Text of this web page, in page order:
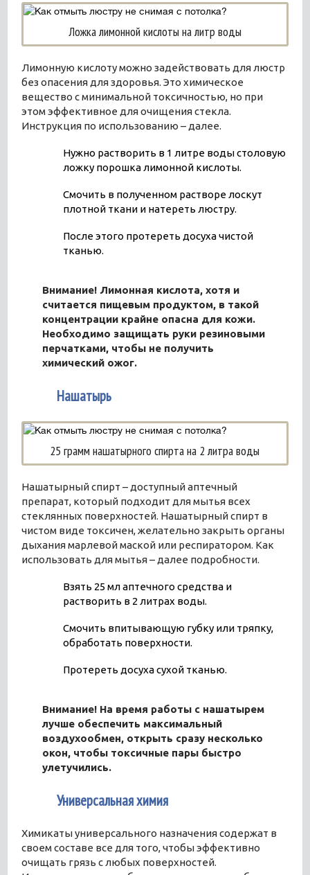
Ложка лимонной кислоты на литр воды
Лимонную кислоту можно задействовать для люстр
без опасения для здоровья. Это химическое
вещество с минимальной токсичностью, но при
этом эффективное для очищения стекла.
Инструкция по использованию – далее.
Нужно растворить в 1 литре воды столовую
ложку порошка лимонной кислоты.
Смочить в полученном растворе лоскут
плотной ткани и натереть люстру.
После этого протереть досуха чистой
тканью.
Внимание! Лимонная кислота, хотя и
считается пищевым продуктом, в такой
концентрации крайне опасна для кожи.
Необходимо защищать руки резиновыми
перчатками, чтобы не получить
химический ожог.
Нашатырь
25 грамм нашатырного спирта на 2 литра воды
Нашатырный спирт – доступный аптечный
препарат, который подходит для мытья всех
стеклянных поверхностей. Нашатырный спирт в
чистом виде токсичен, желательно закрыть органы
дыхания марлевой маской или респиратором. Как
использовать для мытья – далее подробности.
Взять 25 мл аптечного средства и
растворить в 2 литрах воды.
Смочить впитывающую губку или тряпку,
обработать поверхности.
Протереть досуха сухой тканью.
Внимание! На время работы с нашатырем
лучше обеспечить максимальный
воздухообмен, открыть сразу несколько
окон, чтобы токсичные пары быстро
улетучились.
Универсальная химия
Химикаты универсального назначения содержат в
своем составе все для того, чтобы эффективно
очищать грязь с любых поверхностей.